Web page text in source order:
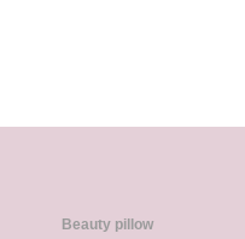
Beauty pillow